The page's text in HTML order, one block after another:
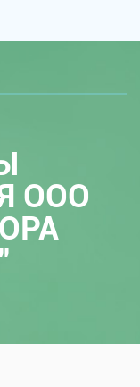
ООО